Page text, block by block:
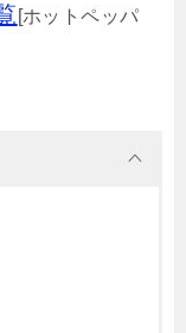
[ホットペッパ